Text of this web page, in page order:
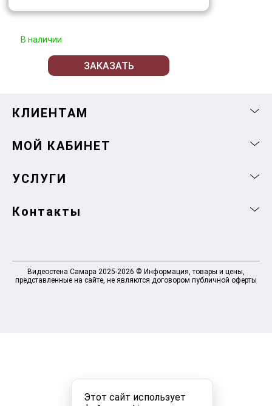
Этот сайт использует
В наличии
ЗАКАЗАТЬ
КЛИЕНТАМ
МОЙ КАБИНЕТ
УСЛУГИ
Контакты
Видеостена Самара 2025-2026 © Информация, товары и цены,
представленные на сайте, не являются договором публичной оферты